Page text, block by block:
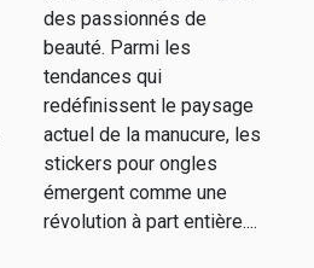
des passionnés de
beauté. Parmi les
tendances qui
redéfinissent le paysage
actuel de la manucure, les
stickers pour ongles
émergent comme une
révolution à part entière....